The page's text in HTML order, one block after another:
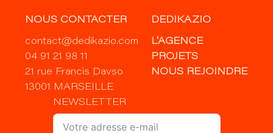
NOUS CONTACTER
contact@dedikazio.com
04 91 21 98 11
21 rue Francis Davso
13001 MARSEILLE
DEDIKAZIO
L'AGENCE
PROJETS
NOUS REJOINDRE
NEWSLETTER